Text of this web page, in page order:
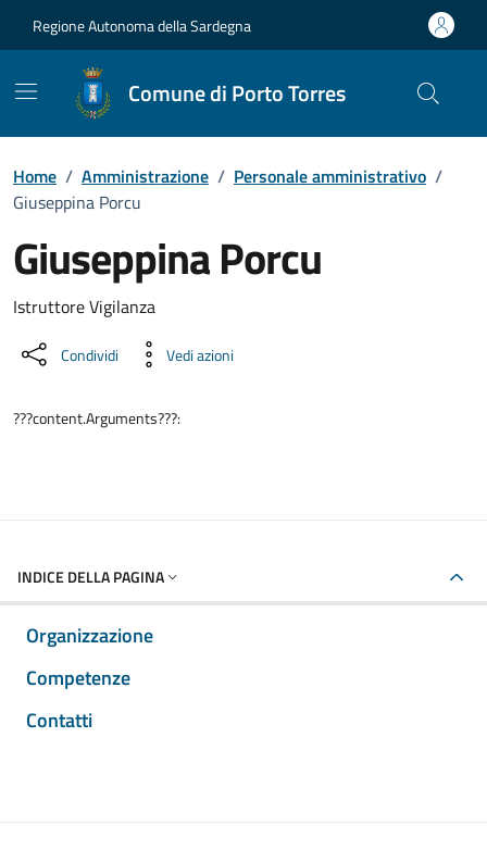
Regione Autonoma della Sardegna
Comune di Porto Torres
Home / Amministrazione / Personale amministrativo /
Giuseppina Porcu
Giuseppina Porcu
Dettaglio della persona
Istruttore Vigilanza
Condividi Vedi azioni
???content.Arguments???:
INDICE DELLA PAGINA
Organizzazione
Competenze
Contatti